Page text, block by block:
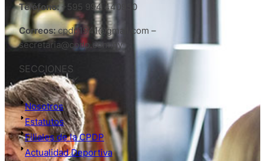
Teléfono:+595 994 440950
Correos:cpdp1941@gmail.com –
secretaria@cpdp.com.py
SECCIONES
Nosotros
Estatutos
Filiales de la CPDP
Actualidad Deportiva